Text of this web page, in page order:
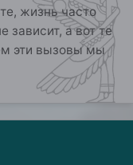
жизнь часто
зависит, а вот те
эти вызовы мы